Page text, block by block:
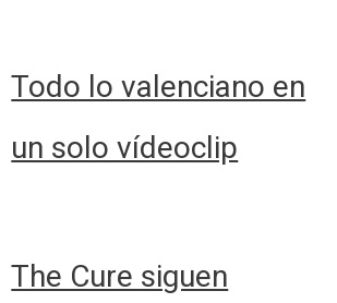
Todo lo valenciano en
un solo vídeoclip
The Cure siguen